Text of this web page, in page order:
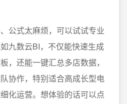
公式太麻烦，可以试试专业
九数云BI，不仅能快速生成
，还能一键汇总多店数据，
协作，特别适合高成长型电
化运营。想体验的话可以点